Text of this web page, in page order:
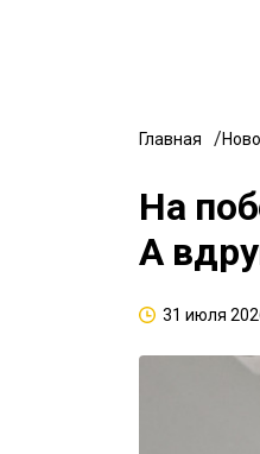
Главная
На
А
31 июля